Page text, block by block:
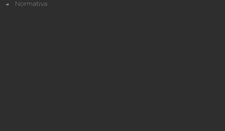
Normativa